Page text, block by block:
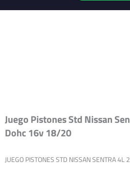
Juego Pistones Std Nissan
Dohc 16v 18/20
JUEGO PISTONES STD NISSAN SENTRA